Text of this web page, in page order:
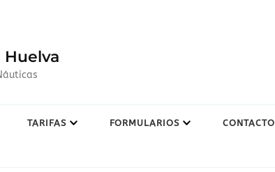
Huelva
TARIFAS FORMULARIOS CONTACTO